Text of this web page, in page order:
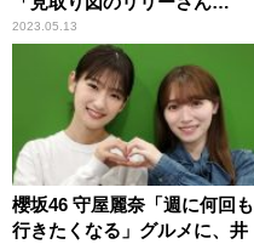
が……」
2023.05.13
櫻坂46 守屋麗奈「週に何回も
行きたくなる」グルメに、井